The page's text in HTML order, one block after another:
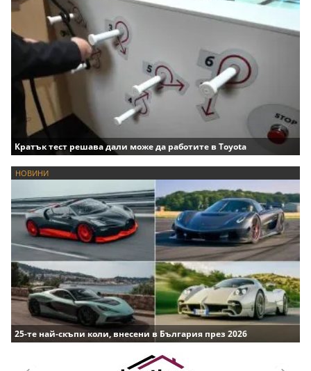
Кратък тест решава дали може да работите в Toyota
НОВИНИ
25-те най-скъпи коли, внесени в България през 2026